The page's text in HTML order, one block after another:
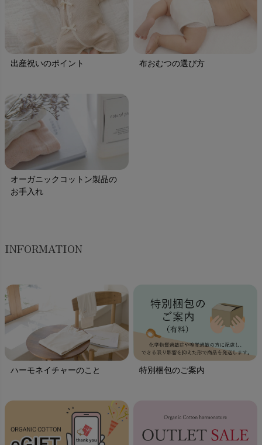
出産祝いのポイント 布おむつの選び方
オーガニックコットン製品の
お手入れ
INFORMATION
ハーモネイチャーのこと 特別梱包のご案内